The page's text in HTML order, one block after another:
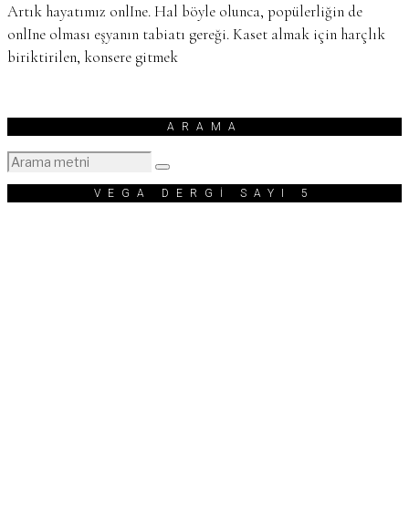
Artık hayatımız onlIne. Hal böyle olunca, popülerliğin de
onlIne olması eşyanın tabiatı gereği. Kaset almak için harçlık
biriktirilen, konsere gitmek
ARAMA
VEGA DERGİ SAYI 5